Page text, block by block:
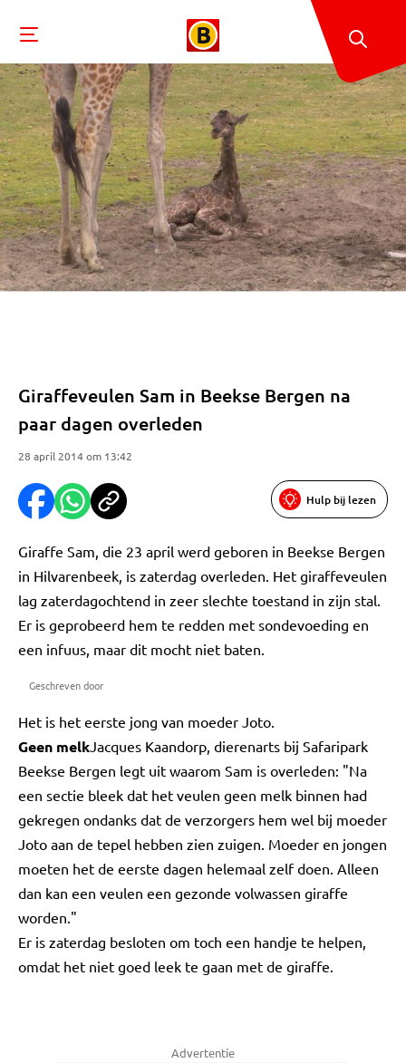
Giraffeveulen Sam in Beekse Bergen na
paar dagen overleden
28 april 2014 om 13:42
Hulp bij lezen
Giraffe Sam, die 23 april werd geboren in Beekse Bergen
in Hilvarenbeek, is zaterdag overleden. Het giraffeveulen
lag zaterdagochtend in zeer slechte toestand in zijn stal.
Er is geprobeerd hem te redden met sondevoeding en
een infuus, maar dit mocht niet baten.
Geschreven door
Het is het eerste jong van moeder Joto.
Geen melkJacques Kaandorp, dierenarts bij Safaripark
Beekse Bergen legt uit waarom Sam is overleden: "Na
een sectie bleek dat het veulen geen melk binnen had
gekregen ondanks dat de verzorgers hem wel bij moeder
Joto aan de tepel hebben zien zuigen. Moeder en jongen
moeten het de eerste dagen helemaal zelf doen. Alleen
dan kan een veulen een gezonde volwassen giraffe
worden."
Er is zaterdag besloten om toch een handje te helpen,
omdat het niet goed leek te gaan met de giraffe.
Advertentie